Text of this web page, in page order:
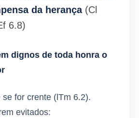
da herança (Cl
6.8)
dignos de toda honra o
se for crente (lTm 6.2).
evitados: